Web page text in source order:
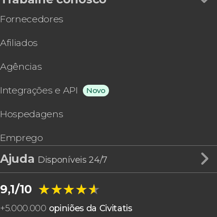
Fornecedores
Afiliados
Agências
Integrações e API Novo
Hospedagens
Emprego
Ajuda Disponíveis 24/7
9,1/10 ★★★★★
★★★★★
+5.000.000 opiniões da Civitatis